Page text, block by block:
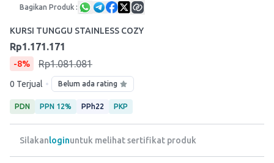
Bagikan Produk :
KURSI TUNGGU STAINLESS COZY
Rp1.171.171
-8% Rp1.081.081
0 Terjual • Belum ada rating
PDN PPN 12% PPh22 PKP
Silakanloginuntuk melihat sertifikat produk